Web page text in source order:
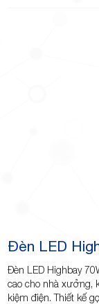
Đèn LED
Đèn LED Highbay
cao cho nhà xưởng,
kiệm điện. Thiết kế